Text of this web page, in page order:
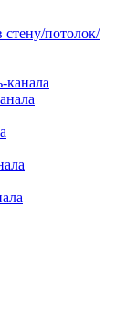
стену/потолок/
канала